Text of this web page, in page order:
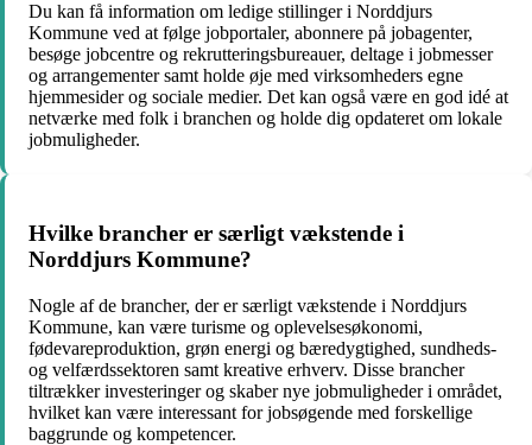
Du kan få information om ledige stillinger i Norddjurs
Kommune ved at følge jobportaler, abonnere på jobagenter,
besøge jobcentre og rekrutteringsbureauer, deltage i jobmesser
og arrangementer samt holde øje med virksomheders egne
hjemmesider og sociale medier. Det kan også være en god idé at
netværke med folk i branchen og holde dig opdateret om lokale
jobmuligheder.
Hvilke brancher er særligt vækstende i
Norddjurs Kommune?
Nogle af de brancher, der er særligt vækstende i Norddjurs
Kommune, kan være turisme og oplevelsesøkonomi,
fødevareproduktion, grøn energi og bæredygtighed, sundheds-
og velfærdssektoren samt kreative erhverv. Disse brancher
tiltrækker investeringer og skaber nye jobmuligheder i området,
hvilket kan være interessant for jobsøgende med forskellige
baggrunde og kompetencer.